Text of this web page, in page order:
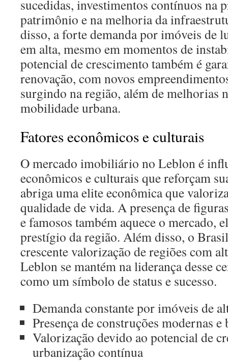
sucedidas, investimentos contínuos na
patrimônio e na melhoria da
disso, a forte demanda por imóveis de
em alta, mesmo em momentos de
potencial de crescimento também é
renovação, com novos
surgindo na região, além de melhorias
mobilidade urbana.
Fatores econômicos e culturais
O mercado imobiliário no Leblon é
econômicos e culturais que reforçam
abriga uma elite econômica que
qualidade de vida. A presença de
e famosos também aquece o mercado,
prestígio da região. Além disso, o
crescente valorização de regiões com
Leblon se mantém na liderança desse
como um símbolo de status e sucesso.
Demanda constante por imóveis de
Presença de construções modernas e
Valorização devido ao potencial de
urbanização contínua